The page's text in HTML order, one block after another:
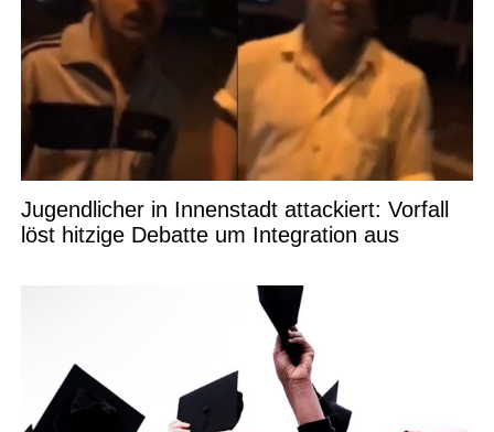
Jugendlicher in Innenstadt attackiert: Vorfall
löst hitzige Debatte um Integration aus